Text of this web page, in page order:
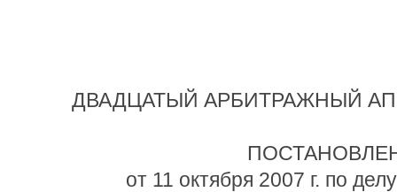
ДВАДЦАТЫЙ АРБИТРАЖНЫЙ
от 11 октября 2007 г. по